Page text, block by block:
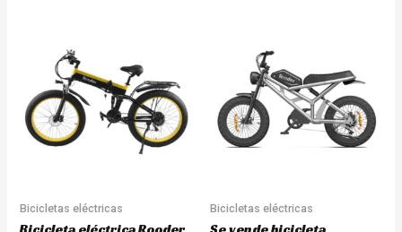
Bicicletas eléctricas Bicicletas eléctricas